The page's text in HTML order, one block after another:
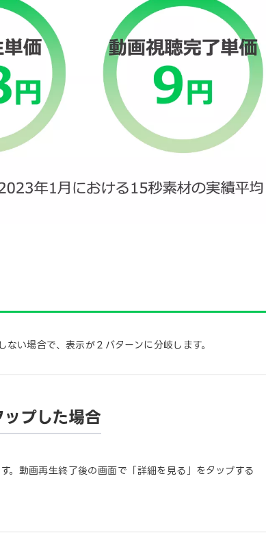
い場合で、表示が２パターンに分岐します。
プした場合
動画再生終了後の画面で「詳細を見る」をタップする